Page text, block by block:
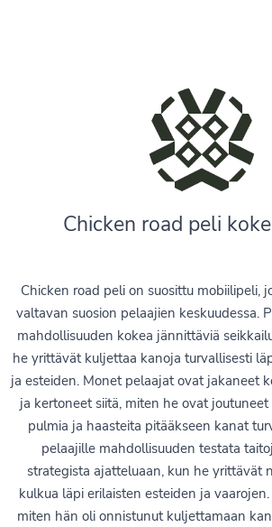
Chicken road peli
Chicken road peli on suosittu mobiilipeli,
valtavan suosion pelaajien keskuudessa.
mahdollisuuden kokea jännittäviä
he yrittävät kuljettaa kanoja turvallisesti
ja esteiden. Monet pelaajat ovat jakaneet
ja kertoneet siitä, miten he ovat
pulmia ja haasteita pitääkseen kanat
pelaajille mahdollisuuden testata
strategista ajatteluaan, kun he yrittävät
kulkua läpi erilaisten esteiden ja
miten hän oli onnistunut kuljettamaan